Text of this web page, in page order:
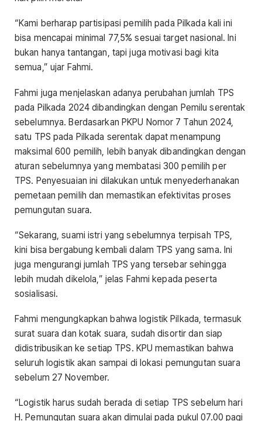
“Kami berharap partisipasi pemilih pada Pilkada kali ini
bisa mencapai minimal 77,5% sesuai target nasional. Ini
bukan hanya tantangan, tapi juga motivasi bagi kita
semua,” ujar Fahmi.
Fahmi juga menjelaskan adanya perubahan jumlah TPS
pada Pilkada 2024 dibandingkan dengan Pemilu serentak
sebelumnya. Berdasarkan PKPU Nomor 7 Tahun 2024,
satu TPS pada Pilkada serentak dapat menampung
maksimal 600 pemilih, lebih banyak dibandingkan dengan
aturan sebelumnya yang membatasi 300 pemilih per
TPS. Penyesuaian ini dilakukan untuk menyederhanakan
pemetaan pemilih dan memastikan efektivitas proses
pemungutan suara.
“Sekarang, suami istri yang sebelumnya terpisah TPS,
kini bisa bergabung kembali dalam TPS yang sama. Ini
juga mengurangi jumlah TPS yang tersebar sehingga
lebih mudah dikelola,” jelas Fahmi kepada peserta
sosialisasi.
Fahmi mengungkapkan bahwa logistik Pilkada, termasuk
surat suara dan kotak suara, sudah disortir dan siap
didistribusikan ke setiap TPS. KPU memastikan bahwa
seluruh logistik akan sampai di lokasi pemungutan suara
sebelum 27 November.
“Logistik harus sudah berada di setiap TPS sebelum hari
H. Pemungutan suara akan dimulai pada pukul 07.00 pagi